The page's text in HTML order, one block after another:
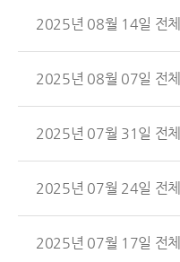
2025년 08월 14일 전
2025년 08월 07일 전
2025년 07월 31일 전
2025년 07월 24일 전
2025년 07월 17일 전